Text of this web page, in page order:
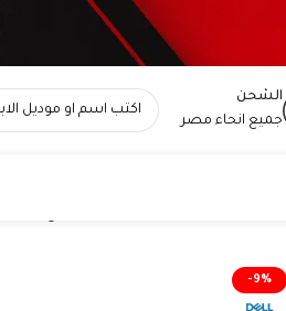
الشحن
جميع انحاء مصر
-9%